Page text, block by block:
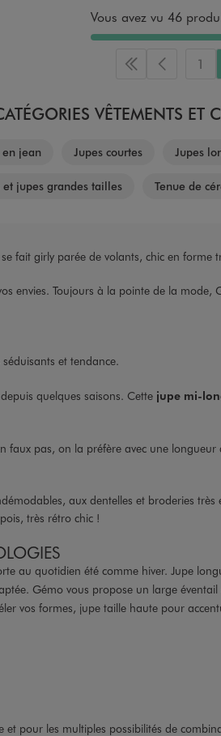
Vous avez vu 46
Première page
Page 1
VÊTEMENTS ET
en jean Jupes courtes Jupes
et jupes grandes tailles Tenue de
fait girly parée de volants, chic en forme
envies. Toujours à la pointe de la
et tendance.
quelques saisons. Cette jupe mi-
faux pas, on la préfère avec une
aux dentelles et broderies
très rétro chic !
au quotidien été comme hiver. Jupe
Gémo vous propose un large
vos formes, jupe taille haute pour
pour les multiples possibilités de